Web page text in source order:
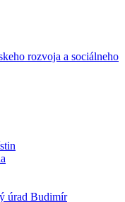
rozvoja a sociálneho
úrad Budimír